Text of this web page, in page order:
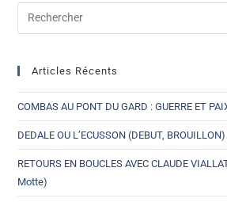
Articles Récents
COMBAS AU PONT DU GARD : GUERRE ET
DEDALE OU L’ECUSSON (DEBUT, BROUILLON)
RETOURS EN BOUCLES AVEC CLAUDE
Motte)